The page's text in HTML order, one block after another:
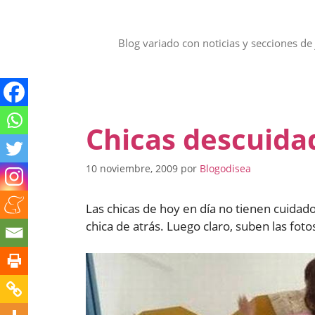
Blog variado con noticias y secciones
Chicas
10 noviembre, 2009 por Blogodisea
Las chicas de hoy en día no tienen
chica de atrás. Luego claro, suben las